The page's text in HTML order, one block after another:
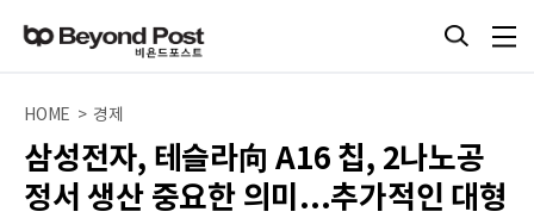
HOME > 경제
삼성전자, 테슬라向 A16 칩, 2나노공
정서 생산 중요한 의미...추가적인 대형